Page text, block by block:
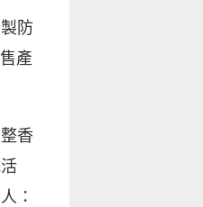
防
產
香
：